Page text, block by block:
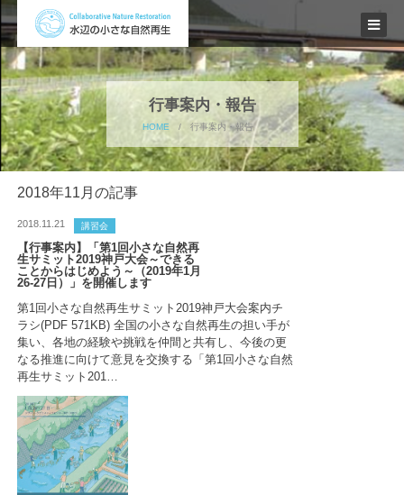
行事案内・報告
HOME / 行事案内・報告
2018年11月の記事
2018.11.21 講習会
【行事案内】「第1回小さな自然再
生サミット2019神戸大会～できる
ことからはじめよう～（2019年1月
26-27日）」を開催します
第1回小さな自然再生サミット2019神戸大会案内チ
ラシ(PDF 571KB) 全国の小さな自然再生の担い手が
集い、各地の経験や挑戦を仲間と共有し、今後の更
なる推進に向けて意見を交換する「第1回小さな自然
再生サミット201…